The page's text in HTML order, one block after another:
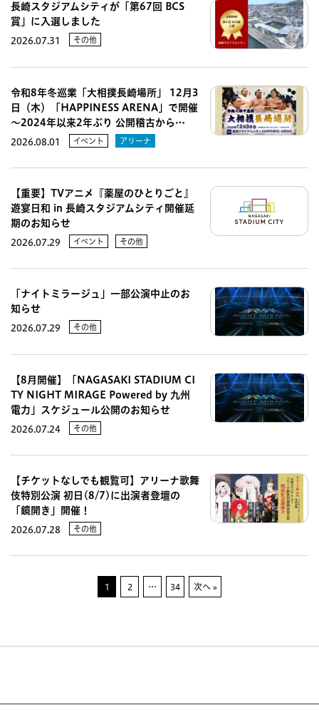
長崎スタジアムシティが「第67回 BCS
賞」に入選しました
2026.07.31 その他
令和8年冬巡業「大相撲長崎場所」 12月3
日（木）「HAPPINESS ARENA」で開催
～2024年以来2年ぶり 公開稽古から…
2026.08.01 イベント アリーナ
【重要】TVアニメ『薬屋のひとりごと』
遊宴日和 in 長崎スタジアムシティ開催延
期のお知らせ
2026.07.29 イベント その他
「ナイトミラージュ」一部公演中止のお
知らせ
2026.07.29 その他
【8月開催】「NAGASAKI STADIUM CI
TY NIGHT MIRAGE Powered by 九州
電力」スケジュール公開のお知らせ
2026.07.24 その他
【チケットなしでも観覧可】アリーナ歌舞
伎特別公演 初日(8/7)に出演者登壇の
「鏡開き」開催！
2026.07.28 その他
1 2 … 34 次へ »